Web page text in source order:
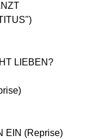
LIEBEN?
EIN (Reprise)